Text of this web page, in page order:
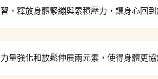
，釋放身體緊繃與累積壓力，讓身心回
量強化和放鬆伸展兩元素，使得身體更協